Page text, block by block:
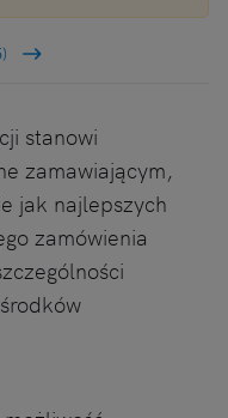
stanowi
zamawiającym,
jak najlepszych
zamówienia